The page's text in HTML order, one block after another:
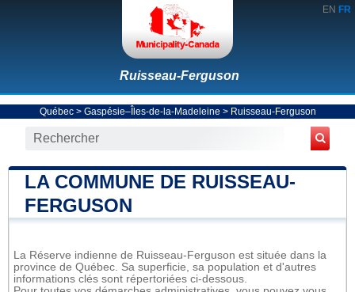
EN FR
Ruisseau-Ferguson
Québec> Gaspésie–Îles-de-la-Madeleine > Ruisseau-Ferguson
LA COMMUNE DE RUISSEAU-
FERGUSON
La Réserve indienne de Ruisseau-Ferguson est située dans la
province de Québec. Sa superficie, sa population et d'autres
informations clés sont répertoriées ci-dessous.